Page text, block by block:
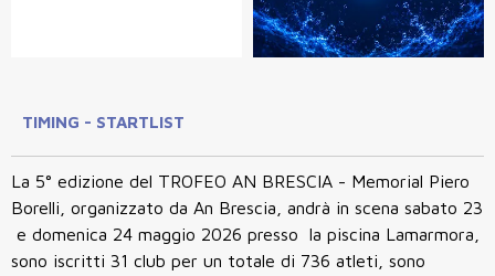
TIMING - STARTLIST
La 5° edizione del TROFEO AN BRESCIA - Memorial Piero
Borelli, organizzato da An Brescia, andrà in scena sabato 23
e domenica 24 maggio 2026 presso la piscina Lamarmora,
sono iscritti 31 club per un totale di 736 atleti, sono